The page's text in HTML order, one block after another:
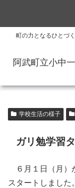
町の力となるひとづ
阿武町立小中
学校生活の様子
ガリ勉学習
６月１日（月）
スタートしました